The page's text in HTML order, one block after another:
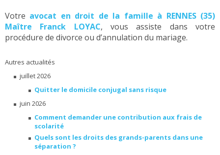
Votre avocat en droit de la famille à RENNES (35)
Maître Franck LOYAC, vous assiste dans votre
procédure de divorce ou d’annulation du mariage.
Autres actualités
juillet 2026
Quitter le domicile conjugal sans risque
juin 2026
Comment demander une contribution aux frais de
scolarité
Quels sont les droits des grands-parents dans une
séparation ?